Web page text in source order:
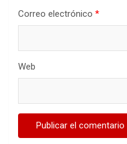
Correo electrónico *
Web